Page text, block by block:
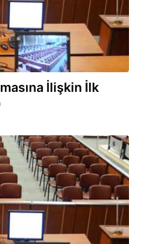
İlişkin İlk